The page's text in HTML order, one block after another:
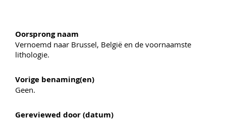
Oorsprong naam
Vernoemd naar Brussel, België en de voornaamste
lithologie.
Vorige benaming(en)
Geen.
Gereviewed door (datum)